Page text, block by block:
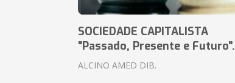
SOCIEDADE CAPITALISTA
"Passado, Presente e Futuro".
ALCINO AMED DIB.